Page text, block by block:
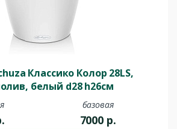
Классико Колор 28LS,
белый d28 h26см
базовая
7000 р.